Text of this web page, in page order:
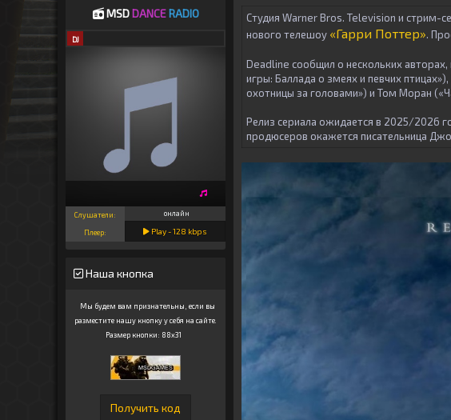
MSDDANCE RADIO
DJ
Слушатели: онлайн
Плеер: Play -128 kbps
Наша кнопка
Мы будем вам признательны, если вы
разместите нашу кнопку у себя на сайте.
Размер кнопки: 88x31
Студия Warner Bros. Television и стрим-
нового телешоу «Гарри Поттер».
Deadline сообщил о нескольких
игры: Баллада о змеях и певчих
охотницы за головами») и Том Моран
Релиз сериала ожидается в 2025/2026
продюсеров окажется писательница